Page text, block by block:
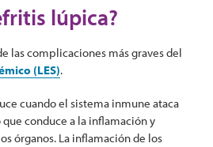
lúpica?
las complicaciones más graves del
(LES).
cuando el sistema inmune ataca
conduce a la inflamación y
órganos. La inflamación de los